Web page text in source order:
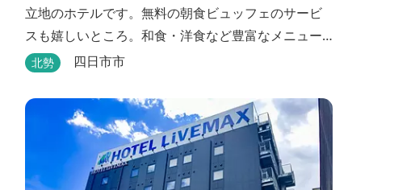
立地のホテルです。無料の朝食ビュッフェのサービ
スも嬉しいところ。和食・洋食など豊富なメニュー
が並びます。
北勢 四日市市